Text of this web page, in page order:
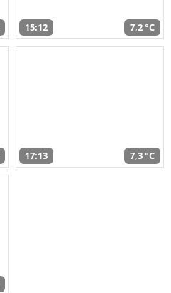
15:12 7,2 °C
17:13 7,3 °C